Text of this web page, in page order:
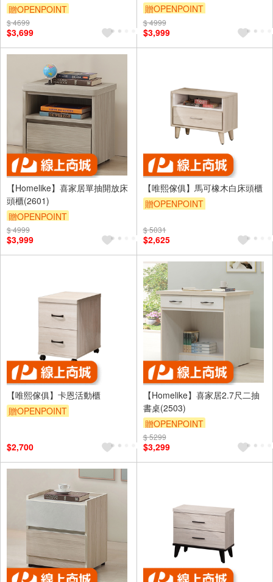
贈OPENPOINT
滿5000享92折
$ 4699
$3,699
贈OPENPOINT
滿5000享92折
$ 4999
$3,999
【Homelike】喜家居單抽開放床
頭櫃(2601)
贈OPENPOINT
滿5000享92折
$ 4999
$3,999
【唯熙傢俱】馬可橡木白床頭櫃
贈OPENPOINT
$ 5031
$2,625
【唯熙傢俱】卡恩活動櫃
贈OPENPOINT
$2,700
【Homelike】喜家居2.7尺二抽
書桌(2503)
贈OPENPOINT
滿5000享92折
$ 5299
$3,299